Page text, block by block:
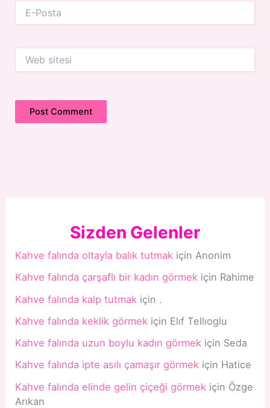
Posta
sitesi
Sizden Gelenler
Kahve falında oltayla balık tutmak için Anonim
Kahve falında çarşaflı bir kadın görmek için Rahime
Kahve falında kalp tutmak için .
Kahve falında keklik görmek için Elıf Tellıoglu
Kahve falında uzun boylu kadın görmek için Seda
Kahve falında ipte asılı çamaşır görmek için Hatice
Kahve falında elinde gelin çiçeği görmek için Özge
Arıkan